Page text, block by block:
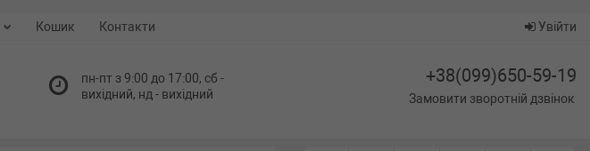
Кошик Контакти Увійти
пн-пт з 9:00 до 17:00, сб -
вихідний, нд - вихідний
+38(099)650-59-19
Замовити зворотній дзвінок